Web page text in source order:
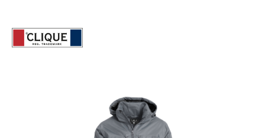
Bildergalerie überspringen